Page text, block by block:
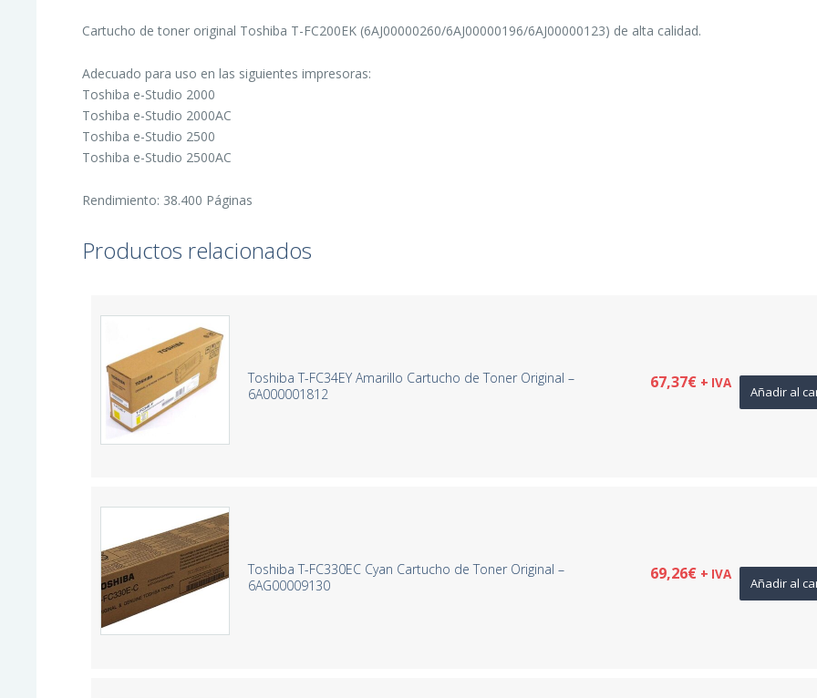
Cartucho de toner original Toshiba T-FC200EK (6AJ00000260/6AJ00000196/6AJ00000123) de alta calidad.
Adecuado para uso en las siguientes impresoras:
Toshiba e-Studio 2000
Toshiba e-Studio 2000AC
Toshiba e-Studio 2500
Toshiba e-Studio 2500AC
Rendimiento: 38.400 Páginas
Productos relacionados
Toshiba T-FC34EY Amarillo Cartucho de Toner Original –
6A000001812
67,37€ + IVA
Añadir al
Toshiba T-FC330EC Cyan Cartucho de Toner Original –
6AG00009130
69,26€ + IVA
Añadir al